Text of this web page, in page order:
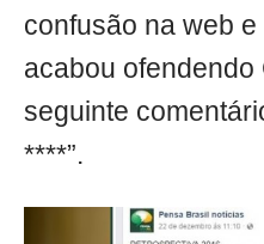
confusão na web
acabou ofendendo
seguinte
****”.